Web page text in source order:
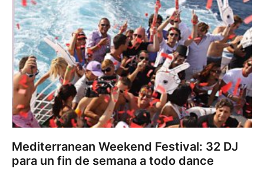
Mediterranean Weekend Festival: 32 DJ
para un fin de semana a todo dance